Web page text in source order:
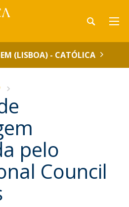
(LISBOA) - CATÓLICA
pelo
Council